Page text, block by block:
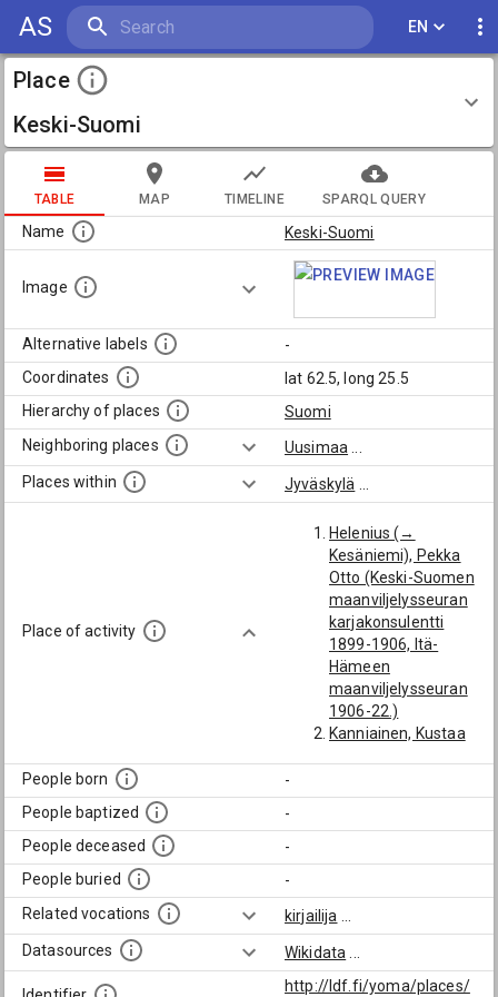
AS EN
Place
Keski-Suomi
TABLE MAP TIMELINE SPARQL QUERY
Name Keski-Suomi
Image
Alternative labels
-
Coordinates
lat 62.5, long 25.5
Hierarchy of places
Suomi
Neighboring places
Uusimaa
Places within
Jyväskylä
Place of activity
Helenius (→
Kesäniemi), Pekka
Otto (Keski-Suomen
maanviljelysseuran
karjakonsulentti
1899-1906, Itä-
Hämeen
maanviljelysseuran
1906-22.)
Kanniainen, Kustaa
päätoimittaja 1893-
Mällinen (→ Järvi),
(Lehtimies (muun
muassa Keski-
Suomen
päätoimittaja 1910-
People born
-
People baptized
-
People deceased
-
People buried
-
Related vocations
kirjailija
Datasources
Wikidata
http://ldf.fi/yoma/places/